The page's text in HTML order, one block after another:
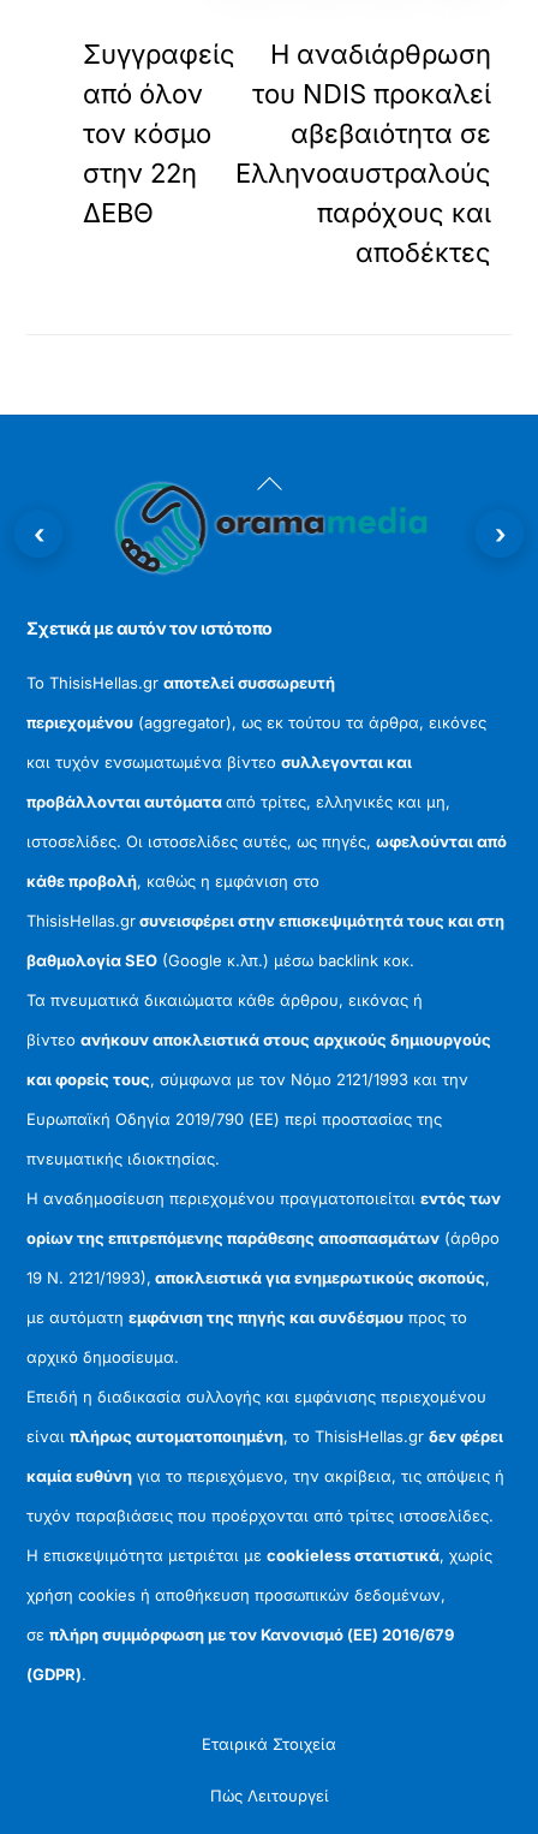
Συγγραφείς
από όλον
τον κόσμο
στην 22η
ΔΕΒΘ
Η αναδιάρθρωση
του NDIS προκαλεί
αβεβαιότητα σε
Ελληνοαυστραλούς
παρόχους και
αποδέκτες
Back
To
Σχετικά με αυτόν τον ιστότοπο
Το ThisisHellas.grαποτελεί συσσωρευτή
περιεχομένου (aggregator), ως εκ τούτου τα άρθρα, εικόνες
και τυχόν ενσωματωμένα βίντεοσυλλεγονται και
προβάλλονται αυτόματααπό τρίτες, ελληνικές και μη,
ιστοσελίδες. Οι ιστοσελίδες αυτές, ως πηγές,ωφελούνται από
κάθε προβολή, καθώς η εμφάνιση στο
ThisisHellas.grσυνεισφέρει στην επισκεψιμότητά τους και στη
βαθμολογία SEO (Google κ.λπ.) μέσω backlink κοκ.
Τα πνευματικά δικαιώματα κάθε άρθρου, εικόνας ή
βίντεοανήκουν αποκλειστικά στους αρχικούς δημιουργούς
και φορείς τους, σύμφωνα με τον Νόμο 2121/1993 και την
Ευρωπαϊκή Οδηγία 2019/790 (ΕΕ) περί προστασίας της
πνευματικής ιδιοκτησίας.
Η αναδημοσίευση περιεχομένου πραγματοποιείταιεντός των
ορίων της επιτρεπόμενης παράθεσης αποσπασμάτων (άρθρο
19 Ν. 2121/1993), αποκλειστικά για ενημερωτικούς σκοπούς,
με αυτόματηεμφάνιση της πηγής και συνδέσμου προς το
αρχικό δημοσίευμα.
Επειδή η διαδικασία συλλογής και εμφάνισης περιεχομένου
είναιπλήρως αυτοματοποιημένη, το ThisisHellas.grδεν φέρει
καμία ευθύνη για το περιεχόμενο, την ακρίβεια, τις απόψεις ή
τυχόν παραβιάσεις που προέρχονται από τρίτες ιστοσελίδες.
Η επισκεψιμότητα μετριέται μεcookieless στατιστικά, χωρίς
χρήση cookies ή αποθήκευση προσωπικών δεδομένων,
σεπλήρη συμμόρφωση με τον Κανονισμό (ΕΕ) 2016/679
(GDPR).
Εταιρικά Στοιχεία
Πώς Λειτουργεί
‹ ›